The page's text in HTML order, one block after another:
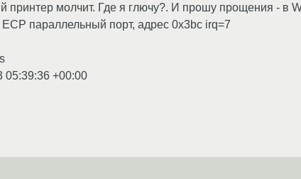
принтер молчит. Где я глючу?. И прошу прощения - в
параллельный порт, адрес 0x3bc irq=7
05:39:36 +00:00